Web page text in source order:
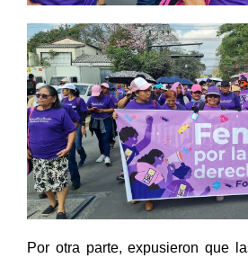
Por otra parte, expusieron que